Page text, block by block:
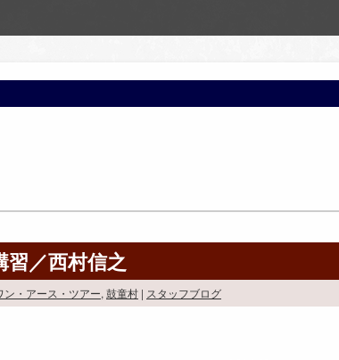
／西村信之
ン・アース・ツアー, 鼓童村 | スタッフブログ